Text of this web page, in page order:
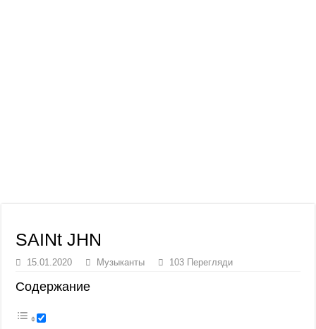
SAINt JHN
15.01.2020 Музыканты 103 Перегляди
Содержание